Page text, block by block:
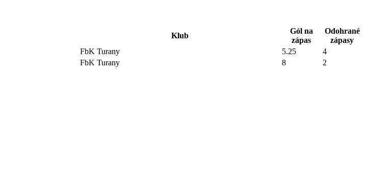
Klub
Gól na
zápas
Odohrané
zápasy
FbK Turany 5.25
4
FbK Turany 8 2